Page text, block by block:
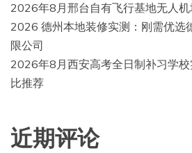
2026年8月邢台自有飞行基地无人
2026 德州本地装修实测：刚需优选
限公司
2026年8月西安高考全日制补习学
比推荐
近期评论